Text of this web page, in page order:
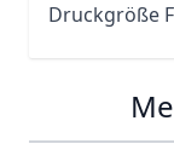
Druckgröße